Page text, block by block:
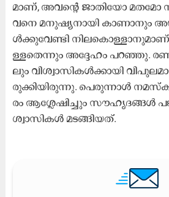
മാ​ണ്, അ​വ​ന്‍റെ ജാ​തി​യോ മ​ത​മോ
വ​നെ മ​നു​ഷ്യ​നാ​യി കാ​ണാ​നും
ള്‍ക്കു​വേ​ണ്ടി നി​ല​കൊ​ള്ളാ​നു​മാ​ണ്
ള്ള​തെ​ന്നും അ​ദ്ദേ​ഹം പ​റ​ഞ്ഞു.
ലും വി​ശ്വാ​സി​ക​ൾ​ക്കാ​യി
രു​ക്കി​യി​രു​ന്നു. പെ​രു​ന്നാ​ൾ
രം ആ​ശ്ലേ​ഷി​ച്ചും സൗ​ഹൃ​ദ​ങ്ങ​ൾ
ശ്വാ​സി​ക​ൾ മ​ട​ങ്ങി​യ​ത്.